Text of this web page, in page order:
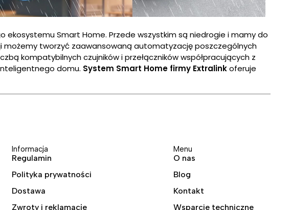
ekosystemu Smart Home. Przede wszystkim są niedrogie i mamy do
możemy tworzyć zaawansowaną automatyzację poszczególnych
kompatybilnych czujników i przełączników współpracujących z
domu. System Smart Home firmy Extralinkoferuje
Informacja
Regulamin
Polityka prywatności
Dostawa
Zwroty i reklamacje
Menu
O nas
Blog
Kontakt
Wsparcie techniczne